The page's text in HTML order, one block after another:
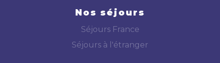
Nos séjours
Séjours France
Séjours à l'étranger